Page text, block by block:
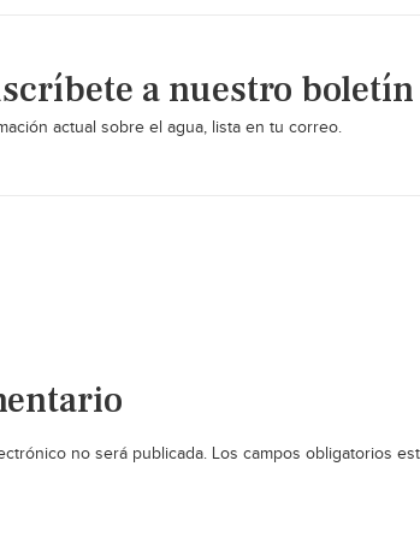
a nuestro boletín
actual sobre el agua, lista en tu correo.
no será publicada. Los campos obligatorios